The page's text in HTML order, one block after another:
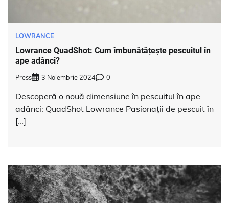
LOWRANCE
Lowrance QuadShot: Cum îmbunătățește pescuitul în
ape adânci?
Press 3 Noiembrie 2024 0
Descoperă o nouă dimensiune în pescuitul în ape
adânci: QuadShot Lowrance Pasionații de pescuit în
[…]